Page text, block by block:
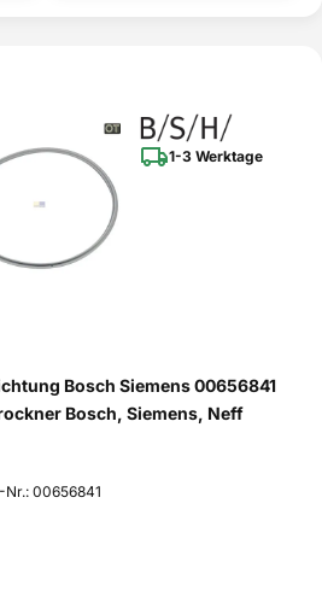
1-3 Werktage
Bosch Siemens 00656841
Bosch, Siemens, Neff
Nr.: 00656841